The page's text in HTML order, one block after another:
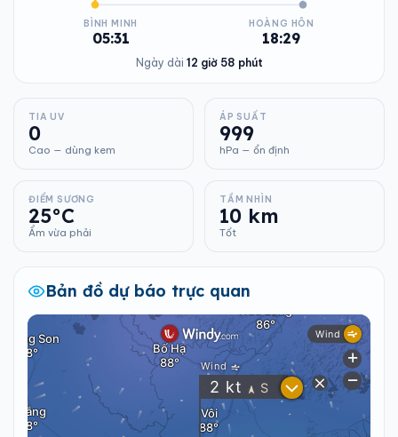
BÌNH MINH
05:31
HOÀNG HÔN
18:29
Ngày dài 12 giờ 58 phút
TIA UV
0
Cao — dùng kem
ÁP SUẤT
999
hPa — ổn định
ĐIỂM SƯƠNG
25°C
Ẩm vừa phải
TẦM NHÌN
10 km
Tốt
Bản đồ dự báo trực quan